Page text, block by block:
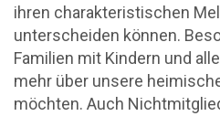
ihren charakteristischen
unterscheiden können.
Familien mit Kindern und
mehr über unsere
möchten. Auch